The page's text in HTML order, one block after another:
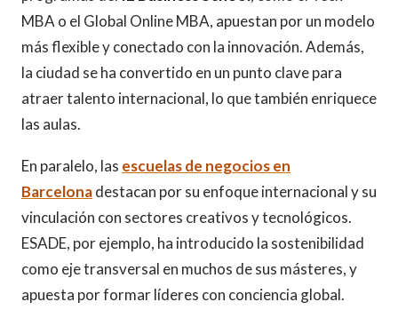
MBA o el Global Online MBA, apuestan por un modelo
más flexible y conectado con la innovación. Además,
la ciudad se ha convertido en un punto clave para
atraer talento internacional, lo que también enriquece
las aulas.
En paralelo, las escuelas de negocios en
Barcelonadestacan por su enfoque internacional y su
vinculación con sectores creativos y tecnológicos.
ESADE, por ejemplo, ha introducido la sostenibilidad
como eje transversal en muchos de sus másteres, y
apuesta por formar líderes con conciencia global.